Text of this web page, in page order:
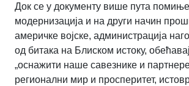
Док се у документу више пута
модернизација и на други начин
америчке војске, администрација
од битака на Блиском истоку,
„оснажити наше савезнике и
регионални мир и просперитет,